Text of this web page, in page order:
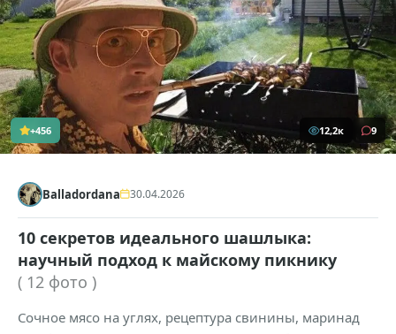
+456 12,2к 9
Balladordana 30.04.2026
10 секретов идеального шашлыка:
научный подход к майскому пикнику
( 12 фото )
Сочное мясо на углях, рецептура свинины, маринад